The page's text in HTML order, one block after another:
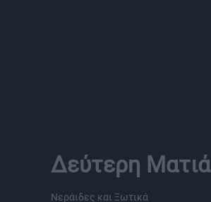
Δεύτερη Ματιά
Νεράιδες και Ξωτικά